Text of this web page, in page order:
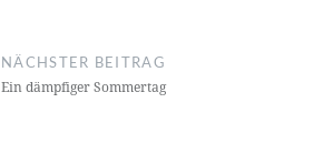
NÄCHSTER BEITRAG
Ein dämpfiger Sommertag